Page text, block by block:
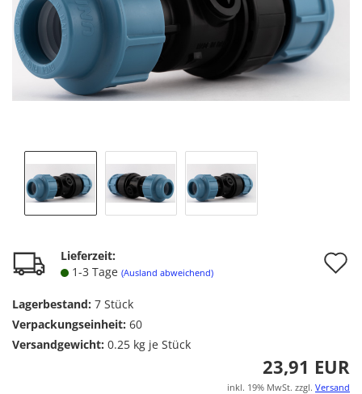
Lieferzeit:
1-3 Tage (Ausland abweichend)
Lagerbestand: 7 Stück
Verpackungseinheit: 60
Versandgewicht: 0.25 kg je Stück
23,91 EUR
inkl. 19% MwSt. zzgl. Versand